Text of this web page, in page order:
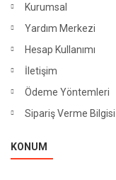
Kurumsal
Yardım Merkezi
Hesap Kullanımı
İletişim
Ödeme Yöntemleri
Sipariş Verme Bilgisi
KONUM